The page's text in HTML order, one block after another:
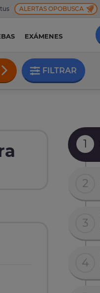
ALERTAS OPOBUSCA
EXÁMENES
FILTRAR
1
2
3
4